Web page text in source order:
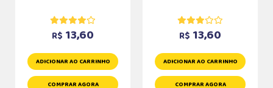
R$ 13,60
ADICIONAR AO CARRINHO
COMPRAR AGORA
R$ 13,60
ADICIONAR AO CARRINHO
COMPRAR AGORA